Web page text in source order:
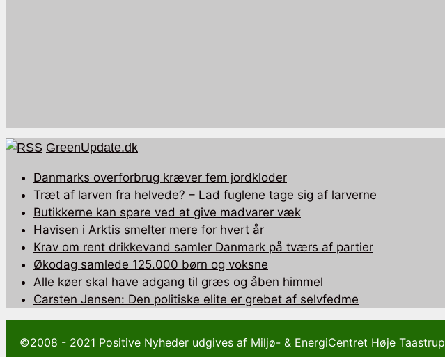
GreenUpdate.dk
Danmarks overforbrug kræver fem jordkloder
Træt af larven fra helvede? – Lad fuglene tage sig af larverne
Butikkerne kan spare ved at give madvarer væk
Havisen i Arktis smelter mere for hvert år
Krav om rent drikkevand samler Danmark på tværs af partier
Økodag samlede 125.000 børn og voksne
Alle køer skal have adgang til græs og åben himmel
Carsten Jensen: Den politiske elite er grebet af selvfedme
©2008 - 2021 Positive Nyheder udgives af Miljø- & EnergiCentret Høje Taastrup